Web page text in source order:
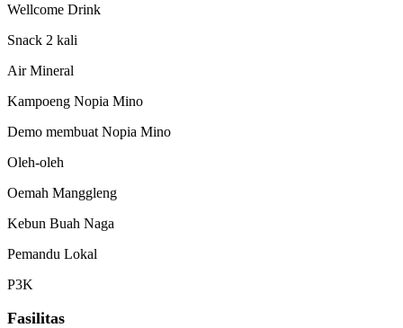
Wellcome Drink
Snack 2 kali
Air Mineral
Kampoeng Nopia Mino
Demo membuat Nopia Mino
Oleh-oleh
Oemah Manggleng
Kebun Buah Naga
Pemandu Lokal
P3K
Fasilitas